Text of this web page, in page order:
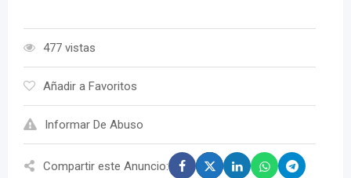
477 vistas
Añadir a Favoritos
Informar De Abuso
Compartir este Anuncio: